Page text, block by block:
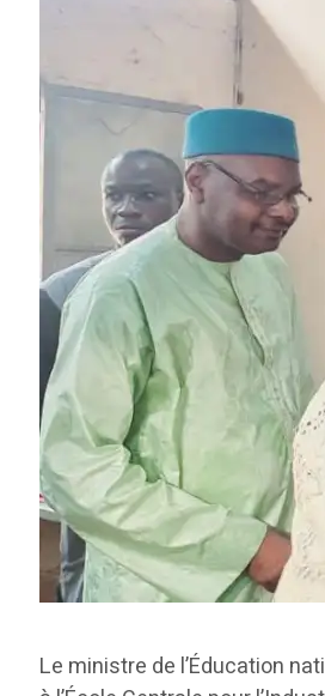
Le ministre de l’Éducation